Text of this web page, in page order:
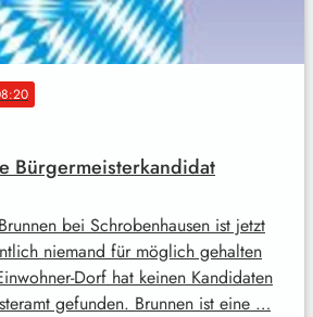
Bürgermeisterkandidat
bei Schrobenhausen ist jetzt
niemand für möglich gehalten
Dorf hat keinen Kandidaten
gefunden. Brunnen ist eine …